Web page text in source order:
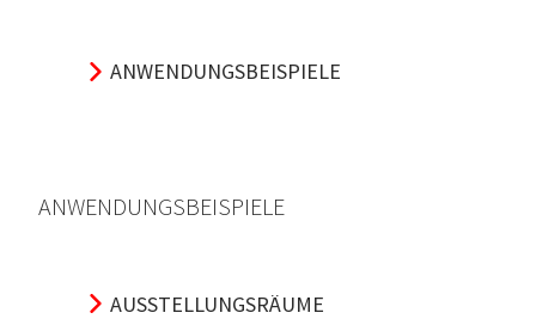
ANWENDUNGSBEISPIELE
ANWENDUNGSBEISPIELE
AUSSTELLUNGSRÄUME